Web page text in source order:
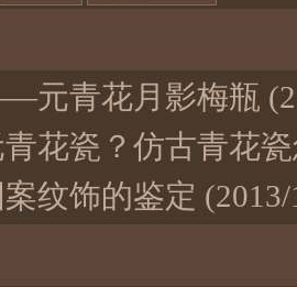
元青花月影梅瓶
花瓷？仿古青花
纹饰的鉴定